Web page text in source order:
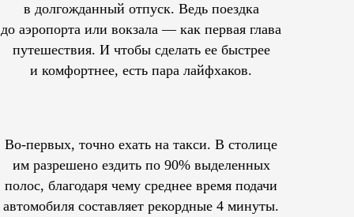
в долгожданный отпуск. Ведь поездка
до аэропорта или вокзала — как первая глава
путешествия. И чтобы сделать ее быстрее
и комфортнее, есть пара лайфхаков.
Во-первых, точно ехать на такси. В столице
им разрешеноездить по 90% выделенных
полос, благодаря чему среднее время подачи
автомобиля составляет рекордные 4 минуты.